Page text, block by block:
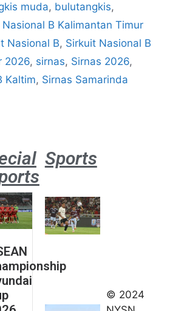
muda, bulutangkis,
B Kalimantan Timur
Nasional B, Sirkuit Nasional B
2026, sirnas, Sirnas 2026,
Kaltim, Sirnas Samarinda
Sports
umum
© 2024